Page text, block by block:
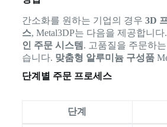
간소화를 원하는 기업의 경우 3D
스, Metal3DP는 다음을 제공합니다.
인 주문 시스템 . 고품질을 주문하
습니다. 맞춤형 알루미늄 구성품
단계별 주문 프로세스
단계